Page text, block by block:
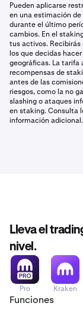
Pueden aplicarse
en una estimación
durante el último
cambios. En el
tus activos. Recibirás
los que decidas
geográficas. La tarifa
recompensas de
antes de las
riesgos, como la no
slashing o ataques
en staking. Consulta
información adicional.
Lleva el
nivel.
Pro Kraken
Funciones